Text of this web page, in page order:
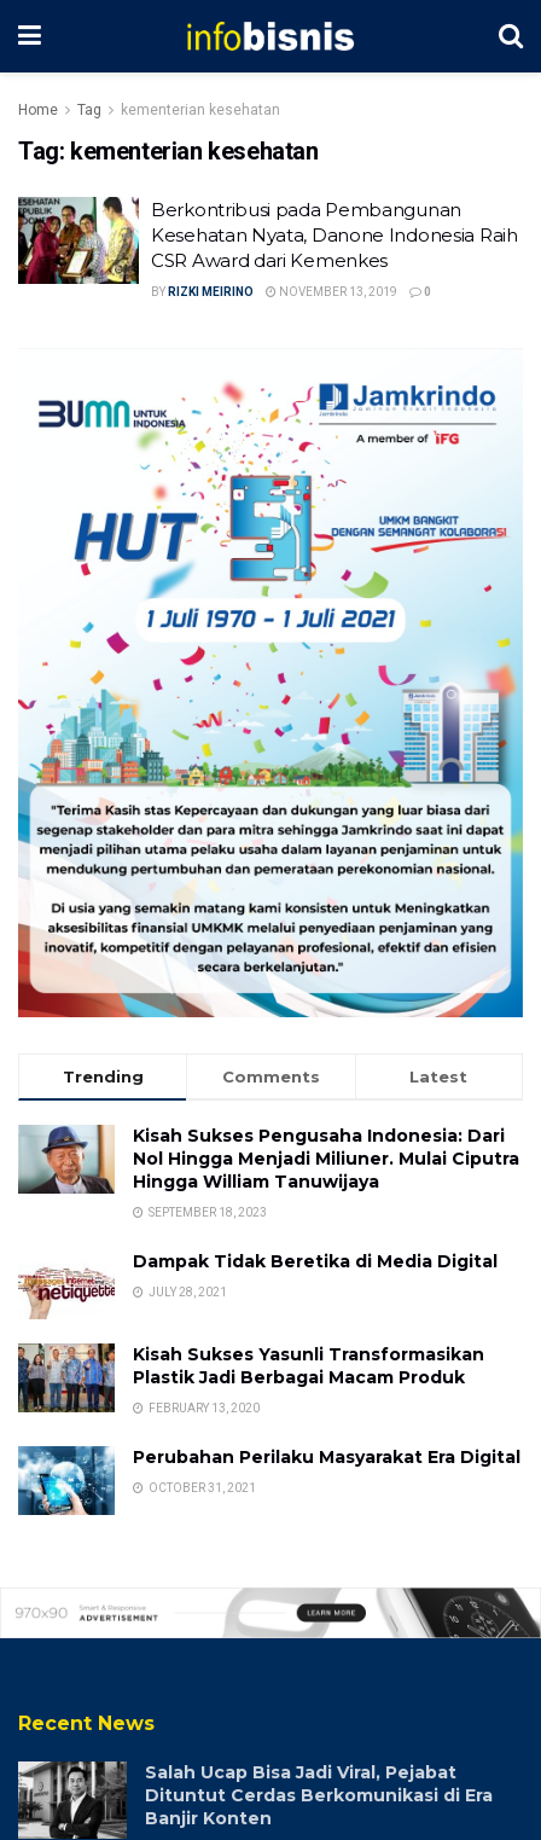
Home Tag kementerian kesehatan
Tag: kementerian kesehatan
Berkontribusi pada Pembangunan
Kesehatan Nyata, Danone Indonesia Raih
CSR Award dari Kemenkes
BY RIZKI MEIRINO NOVEMBER 13, 2019 0
Trending Comments Latest
Kisah Sukses Pengusaha Indonesia: Dari
Nol Hingga Menjadi Miliuner. Mulai Ciputra
Hingga William Tanuwijaya
SEPTEMBER 18, 2023
Dampak Tidak Beretika di Media Digital
JULY 28, 2021
Kisah Sukses Yasunli Transformasikan
Plastik Jadi Berbagai Macam Produk
FEBRUARY 13, 2020
Perubahan Perilaku Masyarakat Era Digital
OCTOBER 31, 2021
Recent News
Salah Ucap Bisa Jadi Viral, Pejabat
Dituntut Cerdas Berkomunikasi di Era
Banjir Konten